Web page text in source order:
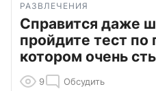
РАЗВЛЕЧЕНИЯ
Справится даже
пройдите тест по
котором очень
9 Обсудить